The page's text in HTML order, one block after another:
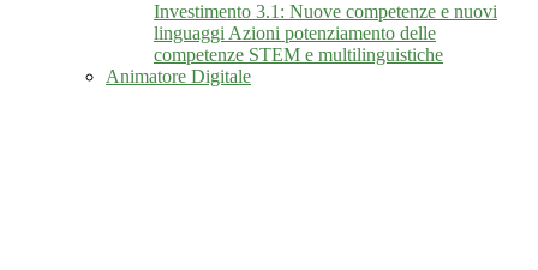
Investimento 3.1: Nuove competenze e nuovi
linguaggi Azioni potenziamento delle
competenze STEM e multilinguistiche
Animatore Digitale